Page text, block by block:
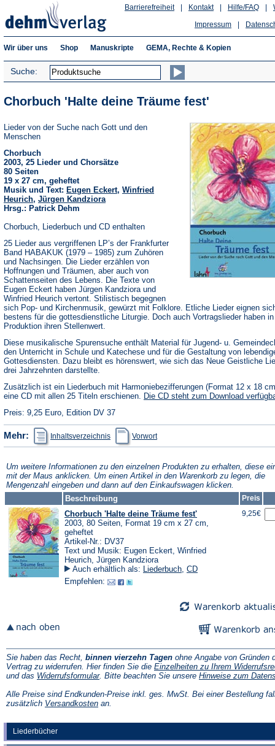
Hilfe/FAQ
Kontakt
Barrierefreiheit
Impressum
Wir über uns Shop Manuskripte GEMA, Rechte & Kopien
Suche:
Liederbücher
Chorbuch 'Halte deine Träume fest'
Lieder von der Suche nach Gott und den
Menschen
Chorbuch
2003, 25 Lieder und Chorsätze
80 Seiten
19 x 27 cm, geheftet
Musik und Text: Eugen Eckert, Winfried
Heurich, Jürgen Kandziora
Hrsg.: Patrick Dehm
Chorbuch, Liederbuch und CD enthalten
25 Lieder aus vergriffenen LP’s der Frankfurter
Band HABAKUK (1979 – 1985) zum Zuhören
und Nachsingen. Die Lieder erzählen von
Hoffnungen und Träumen, aber auch von
Schattenseiten des Lebens. Die Texte von
Eugen Eckert haben Jürgen Kandziora und
Winfried Heurich vertont. Stilistisch begegnen
sich Pop- und Kirchenmusik, gewürzt mit Folklore. Etliche Lieder eignen
bestens für die gottesdienstliche Liturgie. Doch auch Vortragslieder haben
Produktion ihren Stellenwert.
Diese musikalische Spurensuche enthält Material für Jugend- u.
den Unterricht in Schule und Katechese und für die Gestaltung von
Gottesdiensten. Dazu bleibt es hörenswert, wie sich das Neue Geistliche
drei Jahrzehnten darstellte.
Zusätzlich ist ein Liederbuch mit Harmoniebezifferungen (Format 12 x 18
eine CD mit allen 25 Titeln erschienen. Die CD steht zum Download
Preis: 9,25 Euro, Edition DV 37
Mehr: Inhaltsverzeichnis
(Öffnet
in
einem
Tab)
Vorwortin
einem
Tab)
Um weitere Informationen zu den einzelnen Produkten zu erhalten, diese
mit der Maus anklicken. Um einen Artikel in den Warenkorb zu legen, die
Mengenzahl eingeben und dann auf den Einkaufswagen klicken.
Beschreibung
Preis
Chorbuch 'Halte deine Träume fest'
2003, 80 Seiten, Format 19 cm x 27 cm,
geheftet
Artikel-Nr.: DV37
Text und Musik: Eugen Eckert, Winfried
Heurich, Jürgen Kandziora
Auch erhältlich als: Liederbuch, CD
Empfehlen:
9,25€
Sie haben das Recht, binnen vierzehn Tagen ohne Angabe von Gründen
Vertrag zu widerrufen. Hier finden Sie die Einzelheiten zu Ihrem
und das Widerrufsformular(Öffnet
einem
neuen
. Bitte beachten Sie unsere Hinweise zum
Alle Preise sind Endkunden-Preise inkl. ges. MwSt. Bei einer Bestellung
zusätzlich Versandkosten(Öffnet
an.